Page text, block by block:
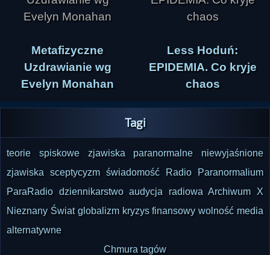
Metafizyczne
Uzdrawianie wg
Evelyn Monahan
Less Hoduń:
EPIDEMIA. Co kryje
chaos
Tagi
teorie spiskowe zjawiska paranormalne
niewyjaśnione
zjawiska
sceptycyzm świadomość
Radio Paranormalium
ParaRadio dziennikarstwo audycja radiowa Archiwum X
Nieznany Świat globalizm kryzys finansowy wolność media
alternatywne
Chmura tagów